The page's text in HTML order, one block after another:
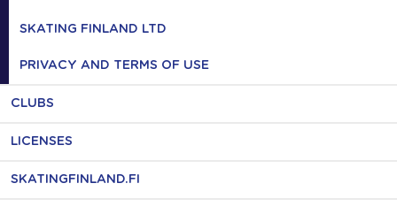
SKATING FINLAND LTD
PRIVACY AND TERMS OF USE
CLUBS
LICENSES
SKATINGFINLAND.FI